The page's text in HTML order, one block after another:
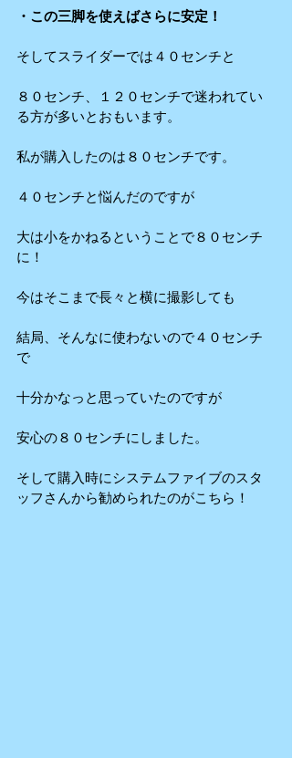
・この三脚を使えばさらに安定！
そしてスライダーでは４０センチと
８０センチ、１２０センチで迷われてい
る方が多いとおもいます。
私が購入したのは８０センチです。
４０センチと悩んだのですが
大は小をかねるということで８０センチ
に！
今はそこまで長々と横に撮影しても
結局、そんなに使わないので４０センチ
で
十分かなっと思っていたのですが
安心の８０センチにしました。
そして購入時にシステムファイブのスタ
ッフさんから勧められたのがこちら！